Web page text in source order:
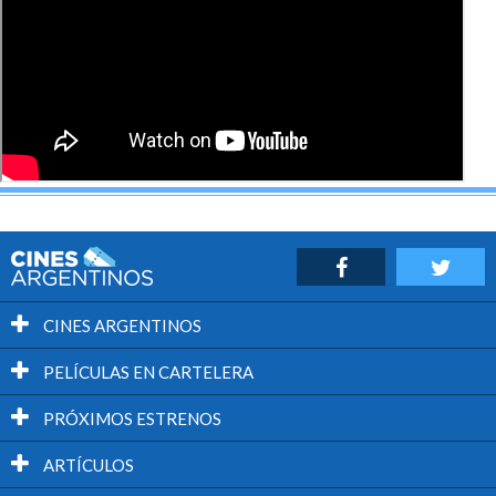
Reno.
El afinador pertenece a esa clase de producciones
terminan ofreciendo un entretenimiento mucho más
satisfactorio que varios de los grandes tanques de
Hollywood.
Será interesante ver cómo continúa la carrera de
Daniel Roher tras este prometedor debut en la ficción.
CINES ARGENTINOS
PELÍCULAS EN CARTELERA
PRÓXIMOS ESTRENOS
ARTÍCULOS